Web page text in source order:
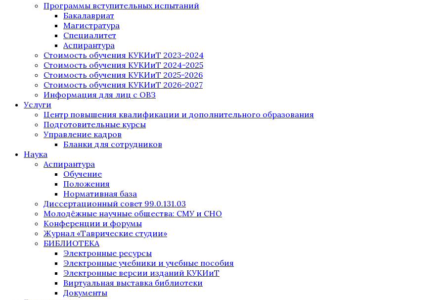
Программы вступительных испытаний
Бакалавриат
Магистратура
Специалитет
Аспирантура
Стоимость обучения КУКИиТ 2023-2024
Стоимость обучения КУКИиТ 2024-2025
Стоимость обучения КУКИиТ 2025-2026
Стоимость обучения КУКИиТ 2026-2027
Информация для лиц с ОВЗ
Услуги
Центр повышения квалификации и дополнительного образования
Подготовительные курсы
Управление кадров
Бланки для сотрудников
Наука
Аспирантура
Обучение
Положения
Нормативная база
Диссертационный совет 99.0.131.03
Молодёжные научные общества: СМУ и СНО
Конференции и форумы
Журнал «Таврические студии»
БИБЛИОТЕКА
Электронные ресурсы
Электронные учебники и учебные пособия
Электронные версии изданий КУКИиТ
Виртуальная выставка библиотеки
Документы